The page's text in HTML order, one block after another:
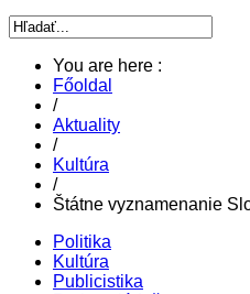
You are here :
Főoldal
/
Aktuality
/
Kultúra
/
Štátne vyznamenanie
Politika
Kultúra
Publicistika